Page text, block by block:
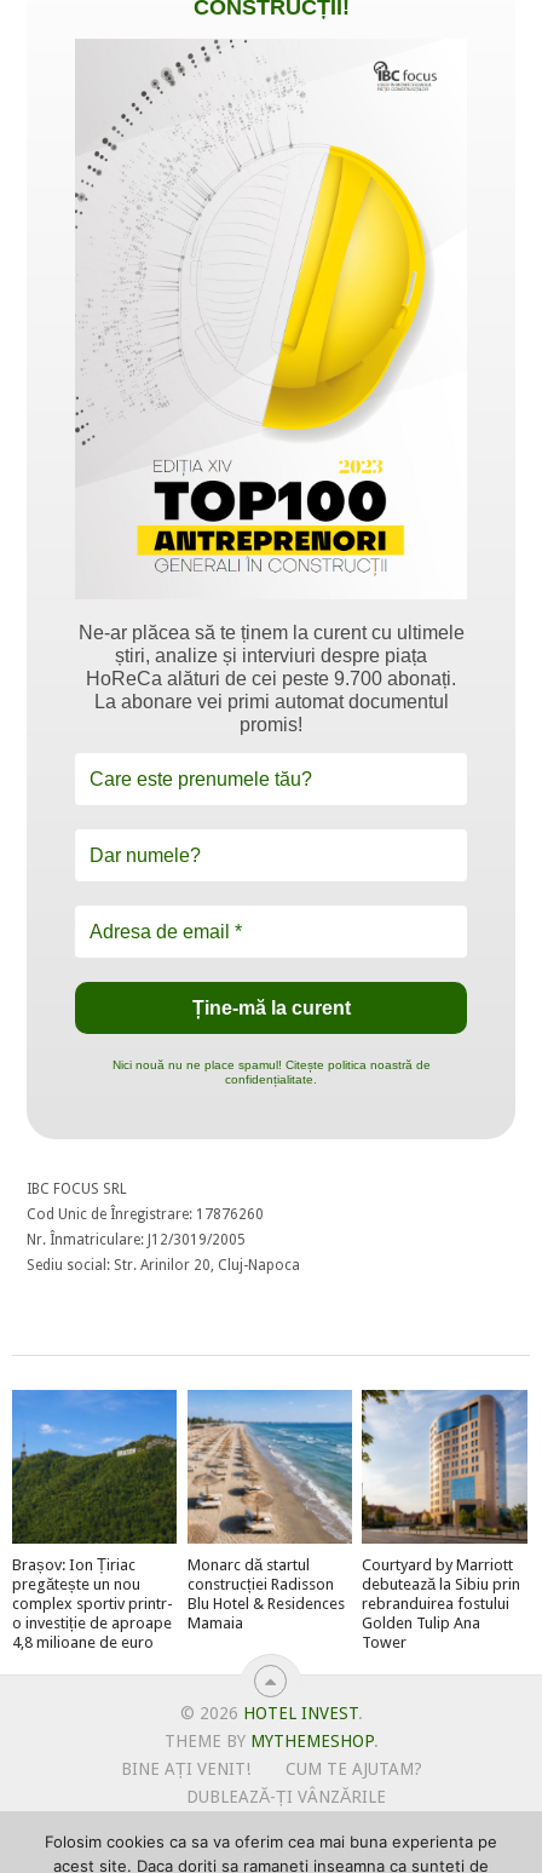
CONSTRUCȚII!
Ne-ar plăcea să te ținem la curent cu ultimele
știri, analize și interviuri despre piața
HoReCa alături de cei peste 9.700 abonați.
La abonare vei primi automat documentul
promis!
Nici nouă nu ne place spamul! Citește politica noastră de
confidențialitate.
IBC FOCUS SRL
Cod Unic de Înregistrare: 17876260
Nr. Înmatriculare: J12/3019/2005
Sediu social: Str. Arinilor 20, Cluj-Napoca
Brașov: Ion Țiriac
pregătește un nou
complex sportiv printr-
o investiție de aproape
4,8 milioane de euro
Monarc dă startul
construcției Radisson
Blu Hotel & Residences
Mamaia
Courtyard by Marriott
debutează la Sibiu prin
rebranduirea fostului
Golden Tulip Ana
Tower
© 2026 HOTEL INVEST.
THEME BY MYTHEMESHOP.
BINE AȚI VENIT!
CUM TE AJUTAM?
DUBLEAZĂ-ȚI VÂNZĂRILE
POLITICA DE UTILIZARE COOKIE-URI
Folosim cookies ca sa va oferim cea mai buna experienta pe
acest site. Daca doriti sa ramaneti inseamna ca sunteti de